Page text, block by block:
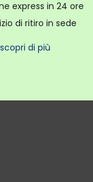
express in 24 ore
di ritiro in sede
scopri di più